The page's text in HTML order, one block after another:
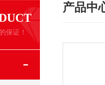
保证！
产品中